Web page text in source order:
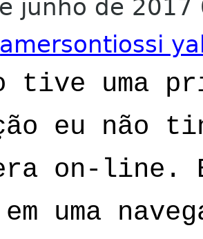
junho de
tive uma
eu não
on-line.
uma